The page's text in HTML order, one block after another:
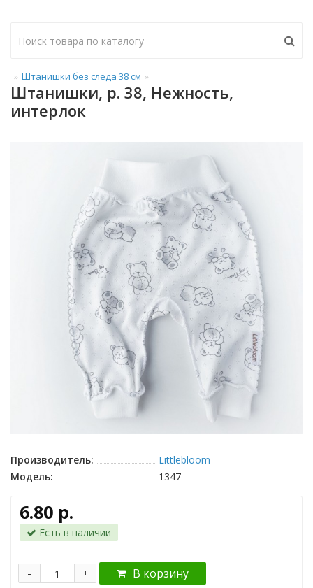
Штанишки без следа 38 см
Штанишки, р. 38, Нежность,
интерлок
Производитель:
Littlebloom
Модель:
1347
6.80 р.
Есть в наличии
+
- В корзину